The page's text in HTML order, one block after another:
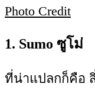
Photo Credit
1. Sumo ซูโม่
ที่น่าแปลกก็คือ